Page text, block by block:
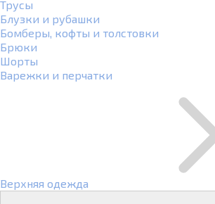
Трусы
Блузки и рубашки
Бомберы, кофты и толстовки
Брюки
Шорты
Варежки и перчатки
Верхняя одежда